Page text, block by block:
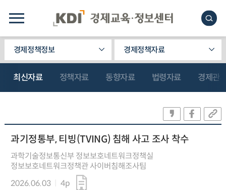
경제정책정보 경제정책자료
최신자료 정책자료 동향자료 법령자료 경제관
과기정통부, 티빙(TVING) 침해 사고 조사 착수
과학기술정보통신부 정보보호네트워크정책실
정보보호네트워크정책관 사이버침해조사팀
2026.06.03
4p